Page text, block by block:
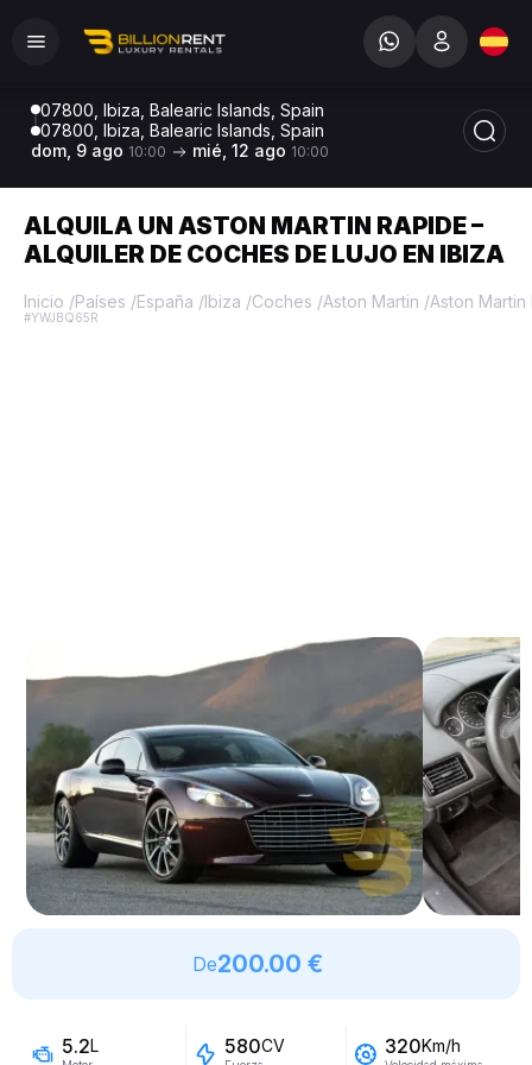
07800, Ibiza, Balearic Islands, Spain
07800, Ibiza, Balearic Islands, Spain
dom, 9 ago 10:00 mié, 12 ago 10:00
ALQUILA UN ASTON MARTIN RAPIDE –
ALQUILER DE COCHES DE LUJO EN IBIZA
Inicio /Países /España /Ibiza /Coches /Aston Martin /Aston Martin
#YWJBQ65R
De200.00 €
5.2L 580CV 320Km/h